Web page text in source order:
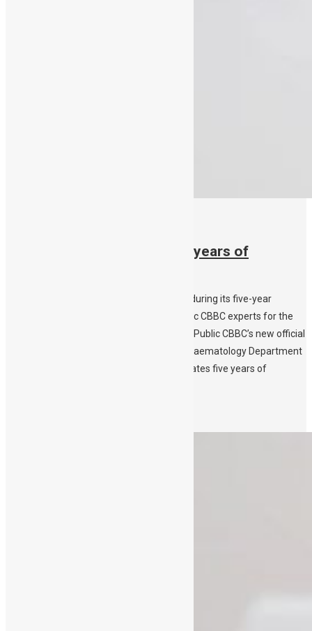
Public CBBC celebrates five years of
More than 3000 donations to Public CBBC during its five-year
operationLive online Info session with Public CBBC experts for the
general public and future parents Discover Public CBBC’s new official
song and its creator Public CBBC – of the Haematology Department
of the University Hospital of Crete – celebrates five years of